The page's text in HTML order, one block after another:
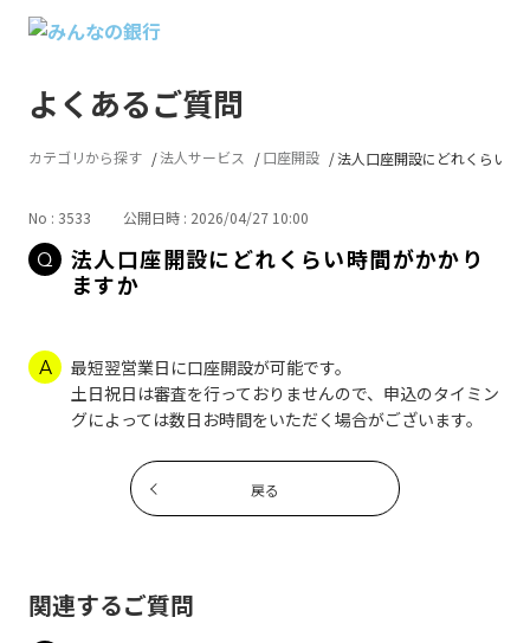
よくあるご質問
カテゴリから探す 法人サービス 口座開設 法人口座開設にどれくらい時
No : 3533 公開日時 : 2026/04/27 10:00
法人口座開設にどれくらい時間がかかり
ますか
最短翌営業日に口座開設が可能です。
土日祝日は審査を行っておりませんので、申込のタイミン
グによっては数日お時間をいただく場合がございます。
戻る
関連するご質問